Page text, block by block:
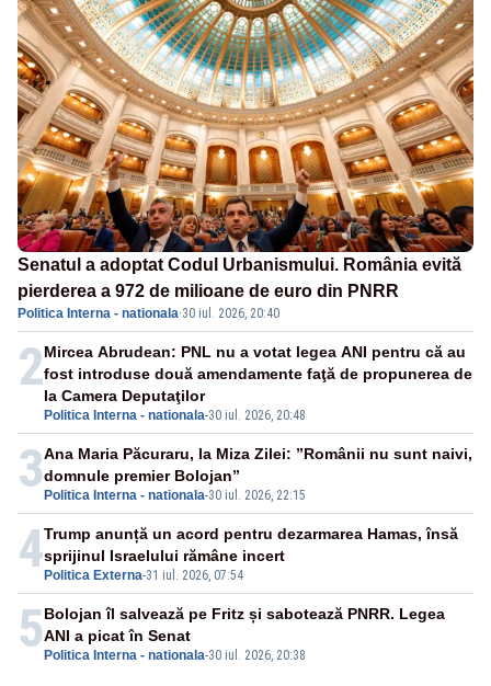
Senatul a adoptat Codul Urbanismului. România evită
pierderea a 972 de milioane de euro din PNRR
Politica Interna - nationala·30 iul. 2026, 20:40
2
Politica Interna - nationala-30 iul. 2026, 20:48
Mircea Abrudean: PNL nu a votat legea ANI pentru că au
fost introduse două amendamente faţă de propunerea de
la Camera Deputaţilor
3 Politica Interna - nationala-30 iul. 2026, 22:15
Ana Maria Păcuraru, la Miza Zilei: ”Românii nu sunt naivi,
domnule premier Bolojan”
4 Politica Externa-31 iul. 2026, 07:54
Trump anunță un acord pentru dezarmarea Hamas, însă
sprijinul Israelului rămâne incert
5 Politica Interna - nationala-30 iul. 2026, 20:38
Bolojan îl salvează pe Fritz și sabotează PNRR. Legea
ANI a picat în Senat